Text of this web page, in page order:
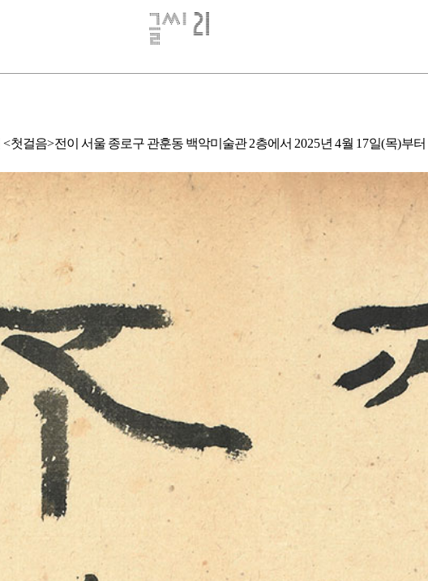
<첫걸음>전이 서울 종로구 관훈동 백악미술관2층에서 2025년 4월 17일(목)부터